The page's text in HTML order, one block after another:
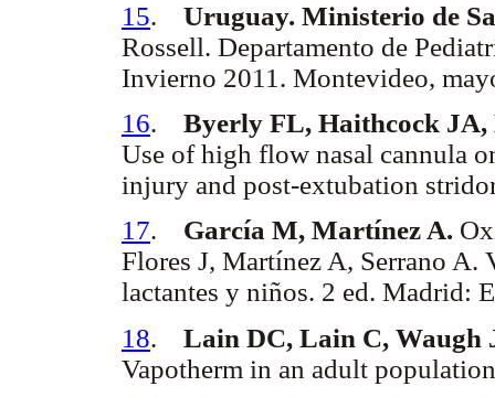
15. Uruguay. Ministerio de
Rossell. Departamento de
Invierno 2011. Montevideo,
16. Byerly FL, Haithcock
Use of high flow nasal cannula
injury and post-extubation
17. García M, Martínez A.
Flores J, Martínez A, Serrano A.
lactantes y niños. 2 ed. Madrid:
18. Lain DC, Lain C, Waugh
Vapotherm in an adult